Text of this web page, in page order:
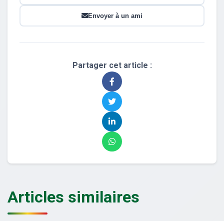
Envoyer à un ami
Partager cet article :
Articles similaires